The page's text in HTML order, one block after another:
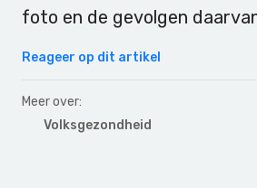
foto en de gevolgen
Reageer op dit artikel
Meer over:
Volksgezondheid